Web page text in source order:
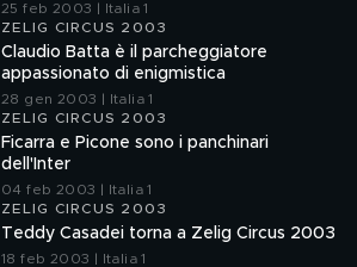
25 feb 2003 | Italia 1
ZELIG CIRCUS 2003
Claudio Batta è il parcheggiatore
appassionato di enigmistica
28 gen 2003 | Italia 1
ZELIG CIRCUS 2003
Ficarra e Picone sono i panchinari
dell'Inter
04 feb 2003 | Italia 1
ZELIG CIRCUS 2003
Teddy Casadei torna a Zelig Circus 2003
18 feb 2003 | Italia 1